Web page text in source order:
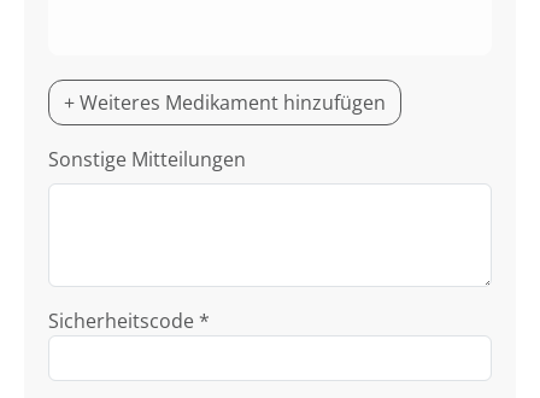
+ Weiteres Medikament hinzufügen
Sonstige Mitteilungen
Sicherheitscode *